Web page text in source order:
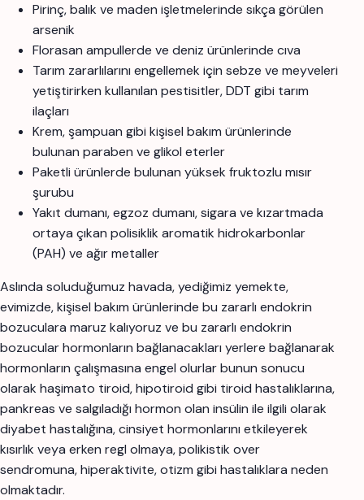
Pirinç, balık ve maden işletmelerinde sıkça görülen
arsenik
Florasan ampullerde ve deniz ürünlerinde cıva
Tarım zararlılarını engellemek için sebze ve meyveleri
yetiştirirken kullanılan pestisitler, DDT gibi tarım
ilaçları
Krem, şampuan gibi kişisel bakım ürünlerinde
bulunan paraben ve glikol eterler
Paketli ürünlerde bulunan yüksek fruktozlu mısır
şurubu
Yakıt dumanı, egzoz dumanı, sigara ve kızartmada
ortaya çıkan polisiklik aromatik hidrokarbonlar
(PAH) ve ağır metaller
Aslında soluduğumuz havada, yediğimiz yemekte,
evimizde, kişisel bakım ürünlerinde bu zararlı endokrin
bozuculara maruz kalıyoruz ve bu zararlı endokrin
bozucular hormonların bağlanacakları yerlere bağlanarak
hormonların çalışmasına engel olurlar bunun sonucu
olarak haşimato tiroid, hipotiroid gibi tiroid hastalıklarına,
pankreas ve salgıladığı hormon olan insülin ile ilgili olarak
diyabet hastalığına, cinsiyet hormonlarını etkileyerek
kısırlık veya erken regl olmaya, polikistik over
sendromuna, hiperaktivite, otizm gibi hastalıklara neden
olmaktadır.